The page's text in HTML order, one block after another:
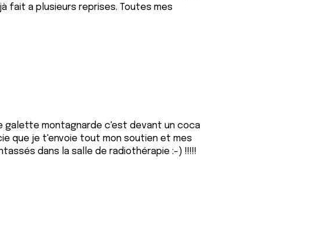
fait a plusieurs reprises. Toutes mes
galette montagnarde c'est devant un coca
que je t'envoie tout mon soutien et mes
dans la salle de radiothérapie :-) !!!!!